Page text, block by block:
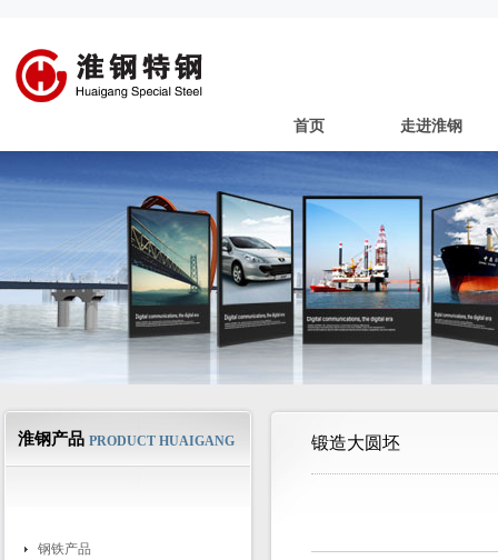
首页 走进淮钢
淮钢产品 PRODUCT HUAIGANG
钢铁产品
锻造大圆坯